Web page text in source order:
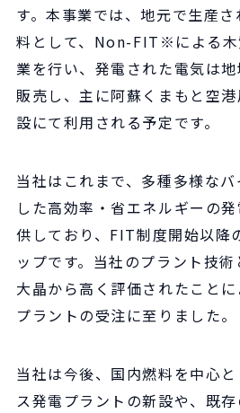
す。本事業では、地元で生産
料として、Non-FIT※による木
業を行い、発電された電気は
販売し、主に阿蘇くまもと空
設にて利用される予定です。
当社はこれまで、多種多様な
した高効率・省エネルギーの
供しており、FIT制度開始以降
ップです。当社のプラント技
大晶から高く評価されたこと
プラントの受注に至りました。
当社は今後、国内燃料を中心
ス発電プラントの新設や、既